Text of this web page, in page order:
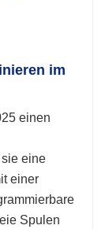
im
einen
eine
einer
Spulen